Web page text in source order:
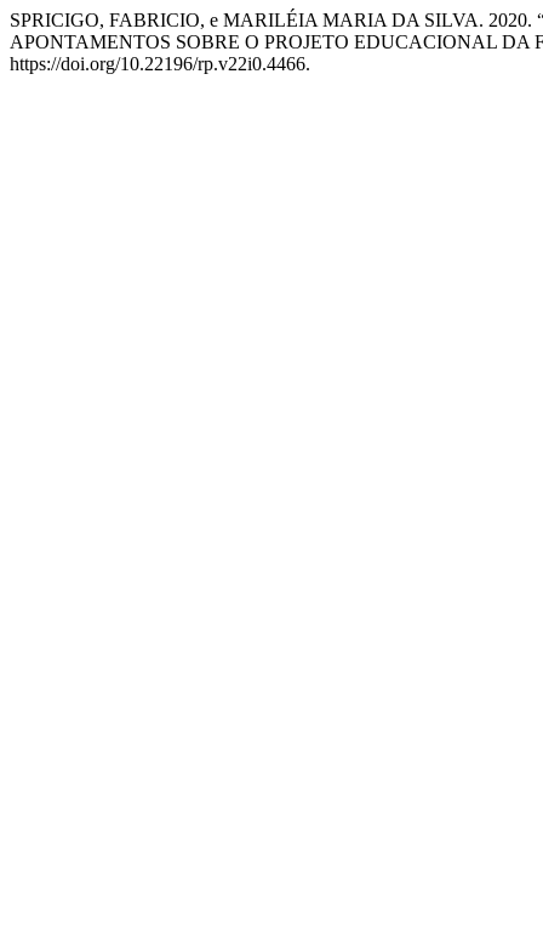
SPRICIGO, FABRICIO, e MARILÉIA MARIA DA SILVA.
APONTAMENTOS SOBRE O PROJETO EDUCACIONAL DA
https://doi.org/10.22196/rp.v22i0.4466.